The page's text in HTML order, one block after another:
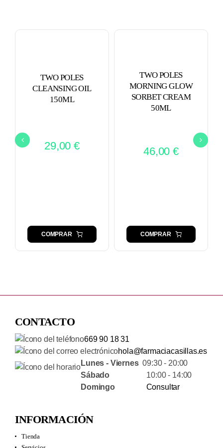
TWO POLES
CLEANSING OIL
150ML
29,00 €
COMPRAR
TWO POLES
MORNING GLOW
SORBET CREAM
50ML
46,00 €
COMPRAR
CONTACTO
669 90 18 31
hola@farmaciacasillas.es
Lunes - Viernes09:30 - 20:00
Sábado 10:00 - 14:00
Domingo
Consultar
INFORMACIÓN
Tienda